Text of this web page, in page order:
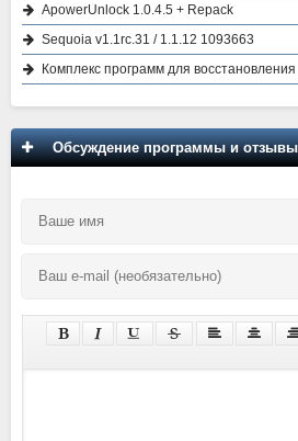
ApowerUnlock 1.0.4.5 + Repack
Sequoia v1.1rc.31 / 1.1.12 1093663
Комплекс программ для
Обсуждение программы и отзывы